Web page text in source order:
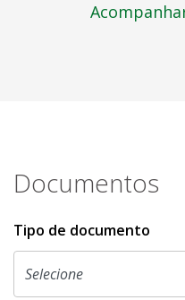
Documentos
Tipo de documento